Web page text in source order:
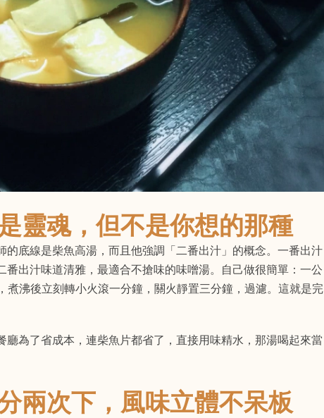
靈魂，但不是你想的那種
的底線是柴魚高湯，而且他強調「二番出汁」的概念。一番出汁
番出汁味道清雅，最適合不搶味的味噌湯。自己做很簡單：一公
煮沸後立刻轉小火滾一分鐘，關火靜置三分鐘，過濾。這就是完
廳為了省成本，連柴魚片都省了，直接用味精水，那湯喝起來當
兩次下，風味立體不呆板